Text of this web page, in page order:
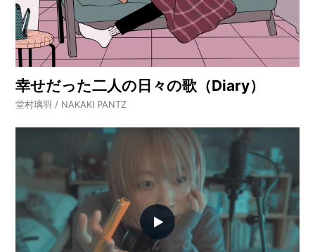
幸せだった二人の日々の歌（Diary）
堂村璃羽 / NAKAKI PANTZ